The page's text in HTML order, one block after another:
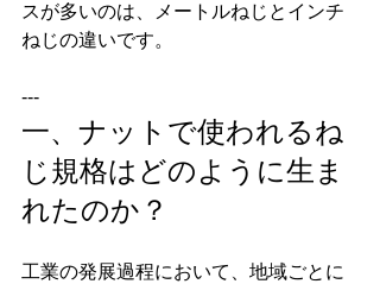
スが多いのは、メートルねじとインチ
ねじの違いです。
---
一、ナットで使われるね
じ規格はどのように生ま
れたのか？
工業の発展過程において、地域ごとに